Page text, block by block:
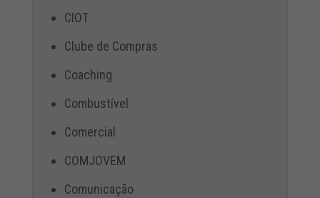
CIOT
Clube de Compras
Coaching
Combustível
Comercial
COMJOVEM
Comunicação